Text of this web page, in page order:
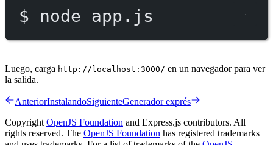
$ node app.js
Luego, carga http://localhost:3000/ en un navegador para ver
la salida.
AnteriorInstalandoSiguienteGenerador exprés
Copyright OpenJS Foundation and Express.js contributors. All
rights reserved. The OpenJS Foundation has registered trademarks